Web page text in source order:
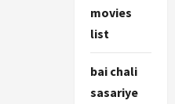
movies
list
bai chali
sasariye